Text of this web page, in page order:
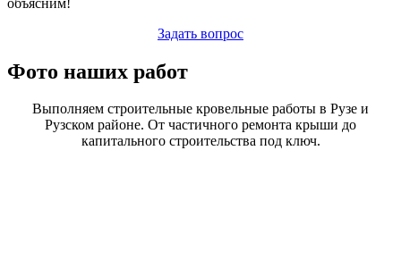
Задать вопрос
Фото наших работ
Выполняем строительные кровельные работы в Рузе и
Рузском районе. От частичного ремонта крыши до
капитального строительства под ключ.